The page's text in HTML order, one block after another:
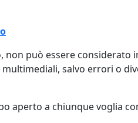
può essere
salvo errori o
aperto a chiunque voglia